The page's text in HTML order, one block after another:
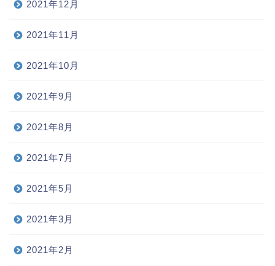
2021年12月
2021年11月
2021年10月
2021年9月
2021年8月
2021年7月
2021年5月
2021年3月
2021年2月